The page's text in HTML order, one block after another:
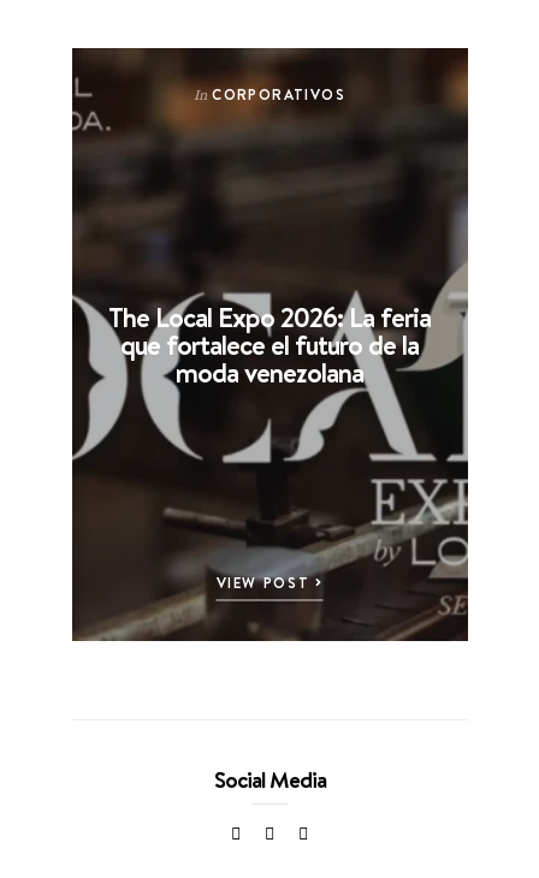
In CORPORATIVOS
The Local Expo 2026: La feria
que fortalece el futuro de la
moda venezolana
VIEW POST
Social Media